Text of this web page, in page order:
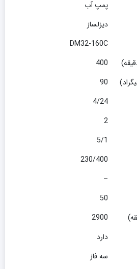
پمپ آب
دیزلساز
DM32-160C
400
90
4/24
2
5/1
230/400
–
50
2900
دارد
سه فاز